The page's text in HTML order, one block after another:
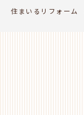
住まいるリフォーム